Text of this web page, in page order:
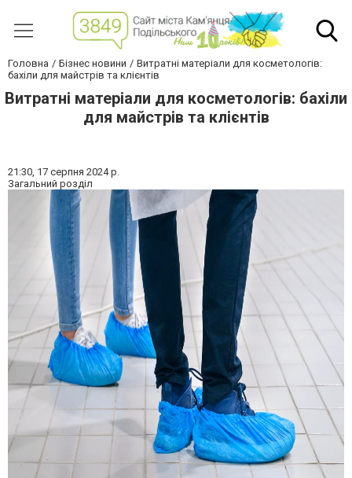
Головна Бізнес новини
Витратні матеріали для косметологів:
бахіли для майстрів та клієнтів
Витратні матеріали для косметологів: бахіли
для майстрів та клієнтів
21:30, 17 серпня 2024 р.
Загальний розділ